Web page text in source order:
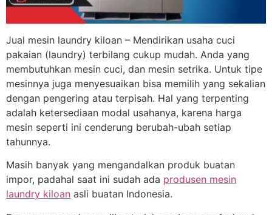
Jual mesin laundry kiloan – Mendirikan usaha cuci
pakaian (laundry) terbilang cukup mudah. Anda yang
membutuhkan mesin cuci, dan mesin setrika. Untuk tipe
mesinnya juga menyesuaikan bisa memilih yang sekalian
dengan pengering atau terpisah. Hal yang terpenting
adalah ketersediaan modal usahanya, karena harga
mesin seperti ini cenderung berubah-ubah setiap
tahunnya.
Masih banyak yang mengandalkan produk buatan
impor, padahal saat ini sudah ada produsen mesin
laundry kiloan asli buatan Indonesia.